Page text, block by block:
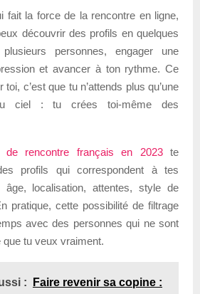
fait la force de la rencontre en ligne,
découvrir des profils en quelques
personnes, engager une
et avancer à ton rythme. Ce
c’est que tu n’attends plus qu’une
ciel : tu crées toi-même des
de rencontre français en 2023te
profils qui correspondent à tes
localisation, attentes, style de
pratique, cette possibilité de filtrage
avec des personnes qui ne sont
tu veux vraiment.
:
Faire revenir sa copine :